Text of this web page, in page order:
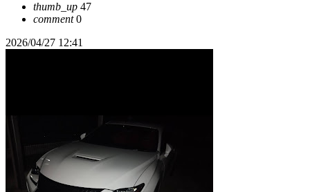
thumb_up 47
comment0
2026/04/27 12:41